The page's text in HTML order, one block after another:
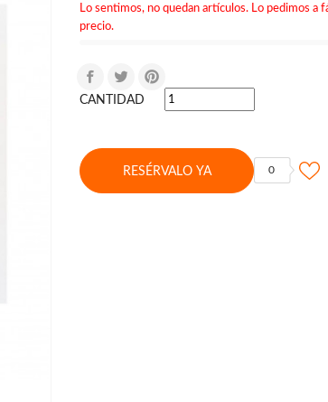
Lo sentimos, no quedan artículos. Lo pedimos a
precio.
CANTIDAD
RESÉRVALO YA 0